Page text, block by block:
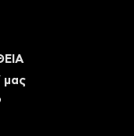
μας